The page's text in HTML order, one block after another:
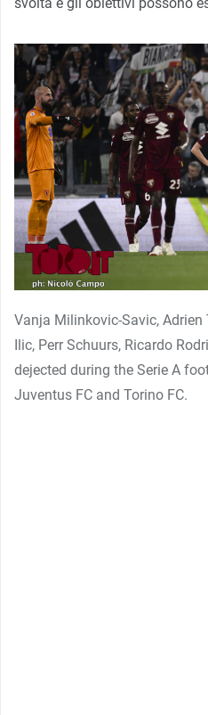
Vanja Milinkovic-Savic, Adrien
Ilic, Perr Schuurs, Ricardo
dejected during the Serie A
Juventus FC and Torino FC.